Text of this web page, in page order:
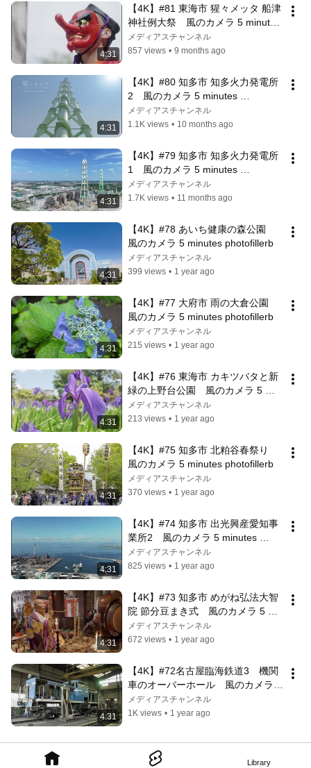
Library
4:31
【4K】#81 東海市 猩々メッタ 船津
神社例大祭　風のカメラ 5 minutes
photofillerb
メディアスチャンネル
857 views • 9 months ago
4:31
【4K】#80 知多市 知多火力発電所
2　風のカメラ 5 minutes
photofillerb
メディアスチャンネル
1.1K views • 10 months ago
4:31
【4K】#79 知多市 知多火力発電所
1　風のカメラ 5 minutes
photofillerb
メディアスチャンネル
1.7K views • 11 months ago
4:31
【4K】#78 あいち健康の森公園
風のカメラ 5 minutes photofillerb
メディアスチャンネル
399 views • 1 year ago
4:31
【4K】#77 大府市 雨の大倉公園
風のカメラ 5 minutes photofillerb
メディアスチャンネル
215 views • 1 year ago
4:31
【4K】#76 東海市 カキツバタと新
緑の上野台公園　風のカメラ 5
minutes photofillerb
メディアスチャンネル
213 views • 1 year ago
4:31
【4K】#75 知多市 北粕谷春祭り
風のカメラ 5 minutes photofillerb
メディアスチャンネル
370 views • 1 year ago
4:31
【4K】#74 知多市 出光興産愛知事
業所2　風のカメラ 5 minutes
photofiller
メディアスチャンネル
825 views • 1 year ago
4:31
【4K】#73 知多市 めがね弘法大智
院 節分豆まき式　風のカメラ 5
minutes photofiller
メディアスチャンネル
672 views • 1 year ago
4:31
【4K】#72名古屋臨海鉄道3　機関
車のオーバーホール　風のカメラ 5
minutes photofiller
メディアスチャンネル
1K views • 1 year ago